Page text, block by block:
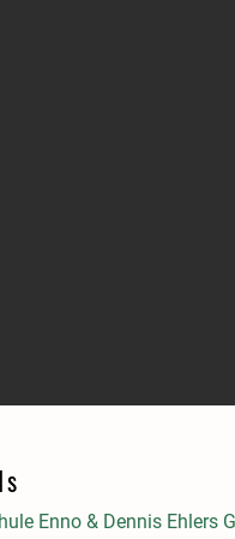
Enno & Dennis Ehlers